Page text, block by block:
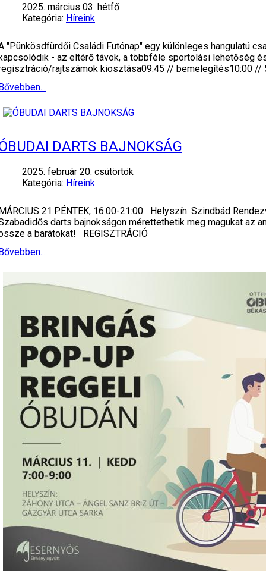
2025. március 03. hétfő
Kategória: Híreink
"Pünkösdfürdői Családi Futónap" egy különleges hangulatú
- az eltérő távok, a többféle sportolási lehetőség
rajtszámok kiosztása09:45 // bemelegítés10:00 //
DARTS BAJNOKSÁG
2025. február 20. csütörtök
Kategória: Híreink
21.PÉNTEK, 16:00-21:00 Helyszín: Szindbád
darts bajnokságon mérettethetik meg magukat az
a barátokat! REGISZTRÁCIÓ